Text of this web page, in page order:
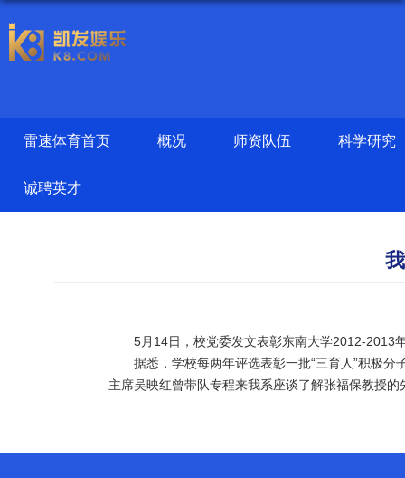
雷速体育首页 概况 师资队伍 科学研究
诚聘英才
5月14日，校党委发文表彰东南大学2012-2013年
据悉，学校每两年评选表彰一批“三育人”积极分
主席吴映红曾带队专程来我系座谈了解张福保教授的